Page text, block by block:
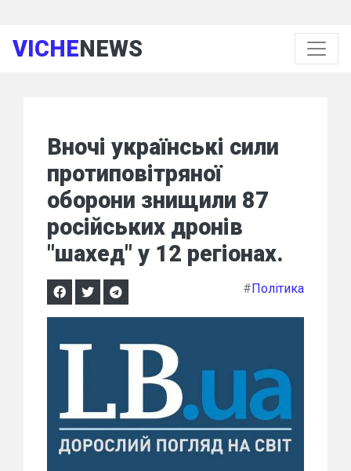
VICHENEWS
Вночі українські сили
протиповітряної
оборони знищили 87
російських дронів
"шахед" у 12 регіонах.
#Політика